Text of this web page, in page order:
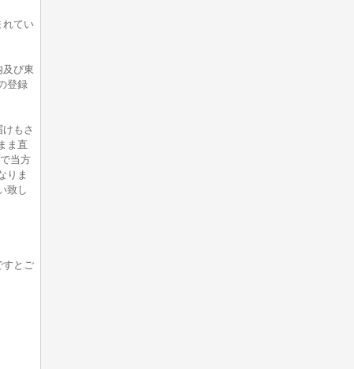
れてい
及び東
登録
もさ
ま直
当方
りま
致し
すとご